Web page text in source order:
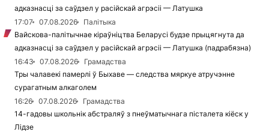
адказнасці за саўдзел у расійскай агрэсіі — Латушка
17:07
07.08.2026
Палітыка
Вайскова-палітычнае кіраўніцтва Беларусі будзе прыцягнута да
адказнасці за саўдзел у расійскай агрэсіі — Латушка (падрабязна)
16:43
07.08.2026
Грамадства
Тры чалавекі памерлі ў Быхаве — следства мяркуе атручэнне
сурагатным алкаголем
16:26
07.08.2026
Грамадства
14-гадовы школьнік абстраляў з пнеўматычнага пісталета кіёск у
Лідзе